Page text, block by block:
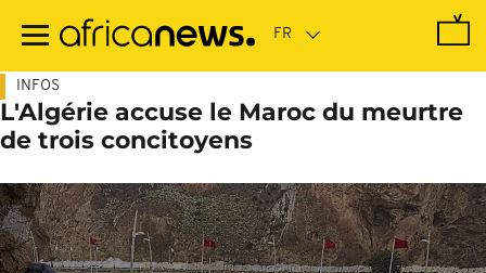
contenu
INFOS
L'Algérie accuse le Maroc du meurtre
de trois concitoyens